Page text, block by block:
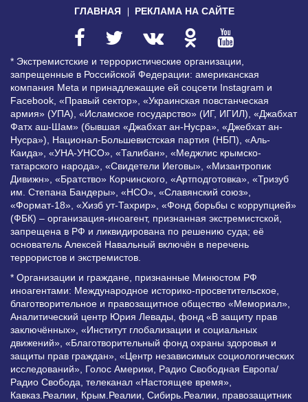
ГЛАВНАЯ РЕКЛАМА НА САЙТЕ
* Экстремистские и террористические организации,
запрещенные в Российской Федерации: американская
компания Meta и принадлежащие ей соцсети Instagram и
Facebook, «Правый сектор», «Украинская повстанческая
армия» (УПА), «Исламское государство» (ИГ, ИГИЛ), «Джабхат
Фатх аш-Шам» (бывшая «Джабхат ан-Нусра», «Джебхат ан-
Нусра»), Национал-Большевистская партия (НБП), «Аль-
Каида», «УНА-УНСО», «Талибан», «Меджлис крымско-
татарского народа», «Свидетели Иеговы», «Мизантропик
Дивижн», «Братство» Корчинского, «Артподготовка», «Тризуб
им. Степана Бандеры», «НСО», «Славянский союз»,
«Формат-18», «Хизб ут-Тахрир», «Фонд борьбы с коррупцией»
(ФБК) – организация-иноагент, признанная экстремистской,
запрещена в РФ и ликвидирована по решению суда; её
основатель Алексей Навальный включён в перечень
террористов и экстремистов.
* Организации и граждане, признанные Минюстом РФ
иноагентами: Международное историко-просветительское,
благотворительное и правозащитное общество «Мемориал»,
Аналитический центр Юрия Левады, фонд «В защиту прав
заключённых», «Институт глобализации и социальных
движений», «Благотворительный фонд охраны здоровья и
защиты прав граждан», «Центр независимых социологических
исследований», Голос Америки, Радио Свободная Европа/
Радио Свобода, телеканал «Настоящее время»,
Кавказ.Реалии, Крым.Реалии, Сибирь.Реалии, правозащитник